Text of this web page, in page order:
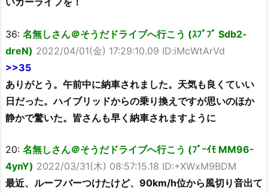
36: 名無しさん＠そうだドライブへ行こう (ｽﾌﾟﾌﾟ Sdb2-
dreN) 2022/04/01(金) 17:29:10.09 ID:iMcWtArVd
>>35
ありがとう。午前中に納車されました。天気も良くていい
日だった。ハイブリッドからの乗り換えですが思いのほか
静かで驚いた。皆さんも早く納車されますように
20: 名無しさん＠そうだドライブへ行こう (ﾌﾞｰｲﾓ MM96-
4ynY) 2022/03/31(木) 08:57:15.18 ID:+XWxM9BDM
最近、ルーフバーつけたけど、90km/h位から風切り音出て